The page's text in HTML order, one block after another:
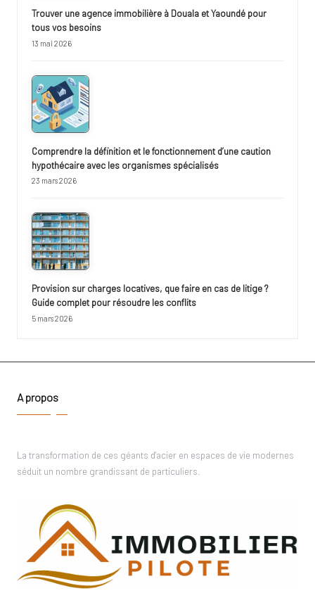
Trouver une agence immobilière à Douala et Yaoundé pour
tous vos besoins
13 mai 2026
Comprendre la définition et le fonctionnement d’une caution
hypothécaire avec les organismes spécialisés
23 mars 2026
Provision sur charges locatives, que faire en cas de litige ?
Guide complet pour résoudre les conflits
5 mars 2026
A propos
La transformation de ces géants d'acier en espaces de vie modernes
séduit un nombre grandissant de particuliers.